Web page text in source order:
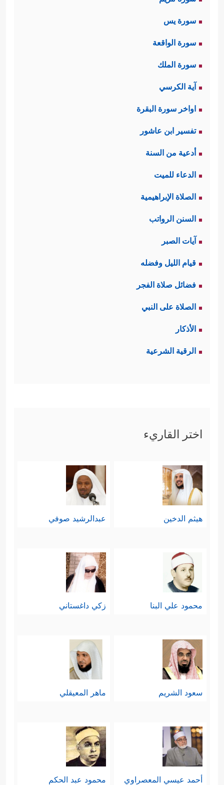
سورة يس
سورة الواقعة
سورة الملك
آية الكرسي
اواخر سورة البقرة
تفسير ابن عاشور
أدعية من السنة
الدعاء للميت
الصلاة الإبراهيمية
السنن الرواتب
آيات الصبر
قيام الليل وفضله
فضائل صلاة الفجر
الصلاة على النبي
الأذكار
الرقية الشرعية
اختر القاريء
هيثم الدخين عبدالرشيد صوفي
محمود علي البنا زكي داغستاني
سعود الشريم ماهر المعيقلي
أحمد عيسي المعصراوي محمود عبد الحكم